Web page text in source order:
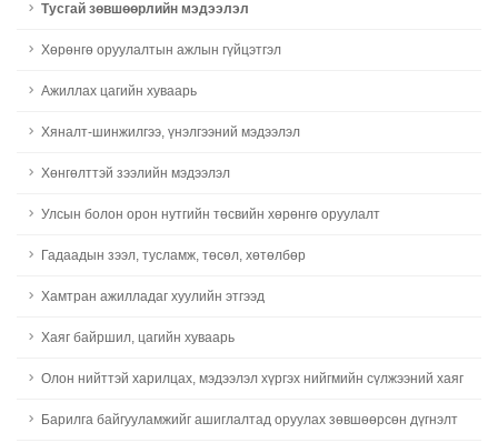
Тусгай зөвшөөрлийн мэдээлэл
Хөрөнгө оруулалтын ажлын гүйцэтгэл
Ажиллах цагийн хуваарь
Хяналт-шинжилгээ, үнэлгээний мэдээлэл
Хөнгөлттэй зээлийн мэдээлэл
Улсын болон орон нутгийн төсвийн хөрөнгө оруулалт
Гадаадын зээл, тусламж, төсөл, хөтөлбөр
Хамтран ажилладаг хуулийн этгээд
Хаяг байршил, цагийн хуваарь
Олон нийттэй харилцах, мэдээлэл хүргэх нийгмийн сүлжээний хаяг
Барилга байгууламжийг ашиглалтад оруулах зөвшөөрсөн дүгнэлт